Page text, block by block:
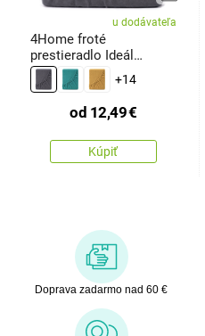
u dodávateľa
4Home froté
prestieradlo Ideál
antracit
+14
od 12,49€
Kúpiť
Doprava zadarmo nad 60 €